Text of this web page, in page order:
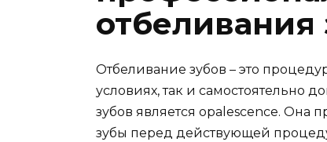
отбеливания
Отбеливание зубов – это
условиях, так и самостоятельно
зубов является opalescence. Она
зубы перед действующей